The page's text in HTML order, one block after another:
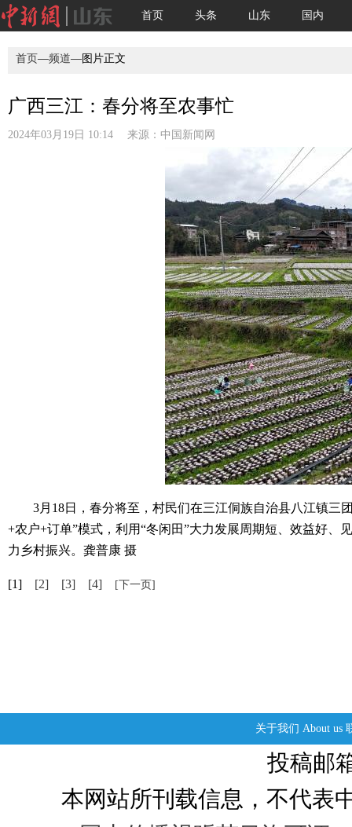
首页 头条 山东 国内
首页—频道—图片正文
广西三江：春分将至农事忙
2024年03月19日 10:14 来源： 中国新闻网
3月18日，春分将至，村民们在三江侗族自治县八江镇三
+农户+订单”模式，利用“冬闲田”大力发展周期短、效益好
力乡村振兴。龚普康 摄
[1] [2] [3] [4] [下一页]
关于我们 About us
投稿邮
本网站所刊载信息，不代表